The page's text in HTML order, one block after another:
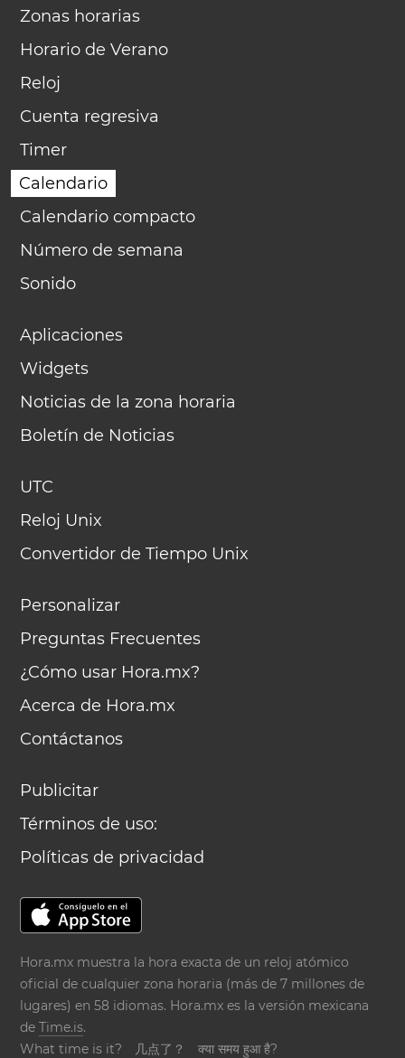
Zonas horarias
Horario de Verano
Reloj
Cuenta regresiva
Timer
Calendario
Calendario compacto
Número de semana
Sonido
Aplicaciones
Widgets
Noticias de la zona horaria
Boletín de Noticias
UTC
Reloj Unix
Convertidor de Tiempo Unix
Personalizar
Preguntas Frecuentes
¿Cómo usar Hora.mx?
Acerca de Hora.mx
Contáctanos
Publicitar
Términos de uso:
Políticas de privacidad
Hora.mx muestra la hora exacta de un reloj atómico
oficial de cualquier zona horaria (más de 7 millones de
lugares) en 58 idiomas. Hora.mx es la versión mexicana
deTime.is.
What time is it?
几点了？
क्या समय हुआ है?